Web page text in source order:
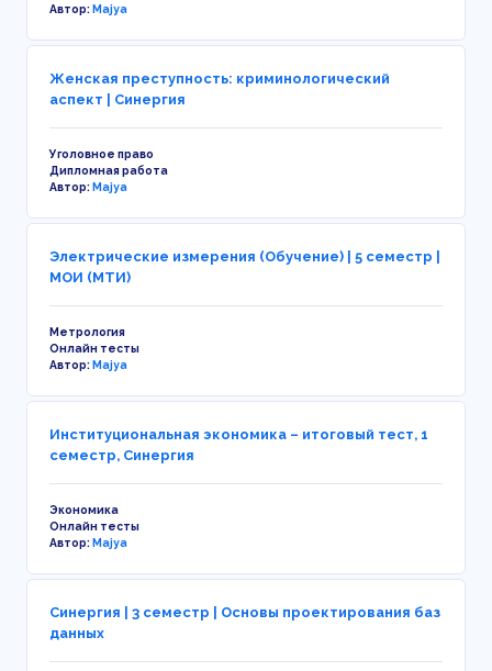
Автор:Majya
Женская преступность: криминологический
аспект | Синергия
Уголовное право
Дипломная работа
Автор:Majya
Электрические измерения (Обучение) | 5 семестр |
МОИ (МТИ)
Метрология
Онлайн тесты
Автор:Majya
Институциональная экономика – итоговый тест, 1
семестр, Синергия
Экономика
Онлайн тесты
Автор:Majya
Синергия | 3 семестр | Основы проектирования баз
данных